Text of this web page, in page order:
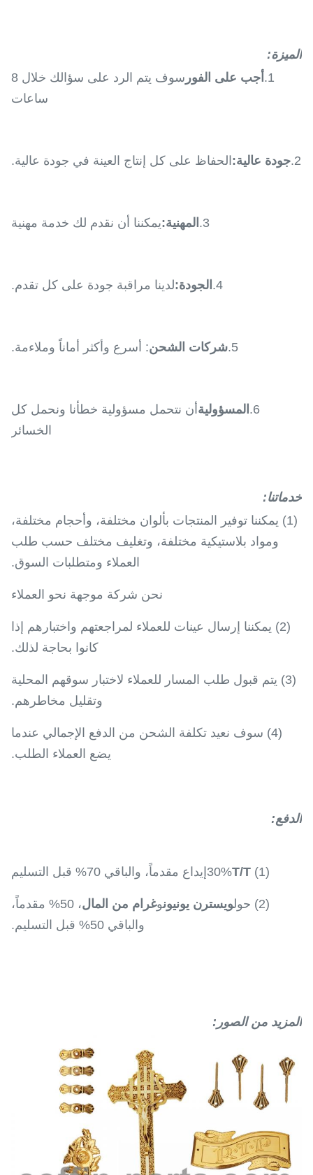
الميزة:
1. أجب على الفور
سوف يتم الرد على سؤالك خلال 8
ساعات
2. جودة عالية: الحفاظ على كل إنتاج العينة في جودة عالية.
3. المهنية:يمكننا أن نقدم لك خدمة مهنية
4. الجودة:لدينا مراقبة جودة على كل تقدم.
5. شركات الشحن: أسرع وأكثر أماناً وملاءمة.
6. المسؤولية أن نتحمل مسؤولية خطأنا ونحمل كل
الخسائر
خدماتنا:
(1) يمكننا توفير المنتجات بألوان مختلفة، وأحجام مختلفة،
ومواد بلاستيكية مختلفة، وتغليف مختلف حسب طلب
العملاء ومتطلبات السوق.
نحن شركة موجهة نحو العملاء
(2) يمكننا إرسال عينات للعملاء لمراجعتهم واختبارهم إذا
كانوا بحاجة لذلك.
(3) يتم قبول طلب المسار للعملاء لاختبار سوقهم المحلية
وتقليل مخاطرهم.
(4) سوف نعيد تكلفة الشحن من الدفع الإجمالي عندما
يضع العملاء الطلب.
الدفع:
(1) 30%
T/T إيداع مقدماً، والباقي 70% قبل التسليم
(2) حول ويسترن يونيونوغرام من المال
، 50% مقدماً،
والباقي 50% قبل التسليم.
المزيد من الصور: